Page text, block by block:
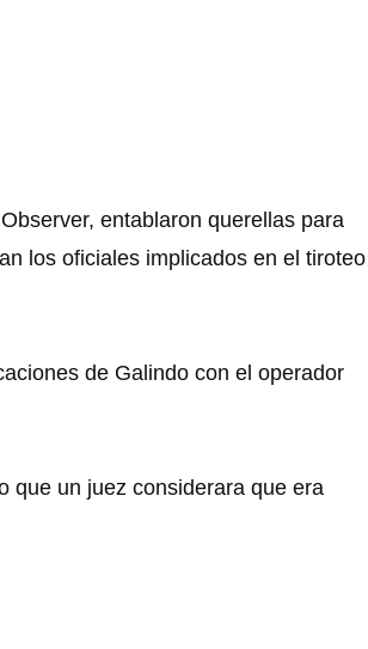
entablaron querellas para
los oficiales implicados en el tiroteo
de Galindo con el operador
que un juez considerara que era